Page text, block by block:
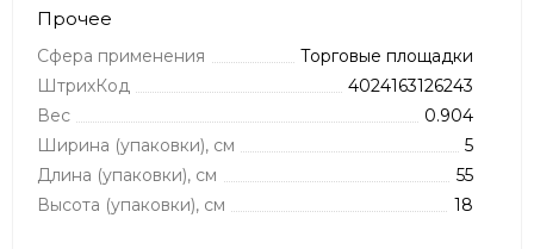
Прочее
Сфера применения
Торговые площадки
ШтрихКод
4024163126243
Вес
0.904
Ширина (упаковки), см
5
Длина (упаковки), см
55
Высота (упаковки), см
18